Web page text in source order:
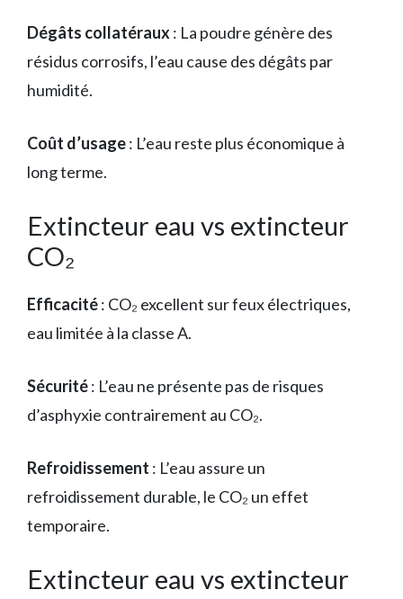
Dégâts collatéraux: La poudre génère des
résidus corrosifs, l’eau cause des dégâts par
humidité.
Coût d’usage: L’eau reste plus économique à
long terme.
Extincteur eau vs extincteur
CO₂
Efficacité: CO₂ excellent sur feux électriques,
eau limitée à la classe A.
Sécurité: L’eau ne présente pas de risques
d’asphyxie contrairement au CO₂.
Refroidissement : L’eau assure un
refroidissement durable, le CO₂ un effet
temporaire.
Extincteur eau vs extincteur